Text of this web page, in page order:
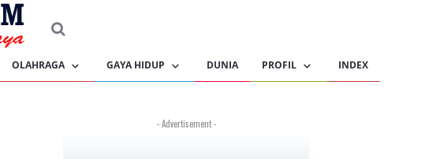
OLAHRAGA GAYA HIDUP DUNIA PROFIL INDEX
- Advertisement -